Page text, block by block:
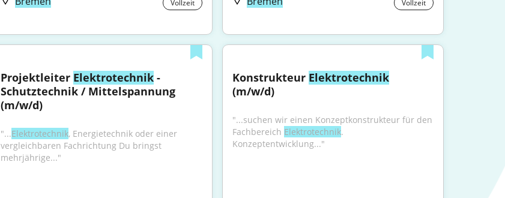
Vollzeit Vollzeit
Projektleiter Elektrotechnik -
Schutztechnik / Mittelspannung
(m/w/d)
"...Elektrotechnik, Energietechnik oder einer
vergleichbaren Fachrichtung Du bringst
mehrjährige..."
Konstrukteur Elektrotechnik
(m/w/d)
"...suchen wir einen Konzeptkonstrukteur für den
Fachbereich Elektrotechnik.
Konzeptentwicklung..."